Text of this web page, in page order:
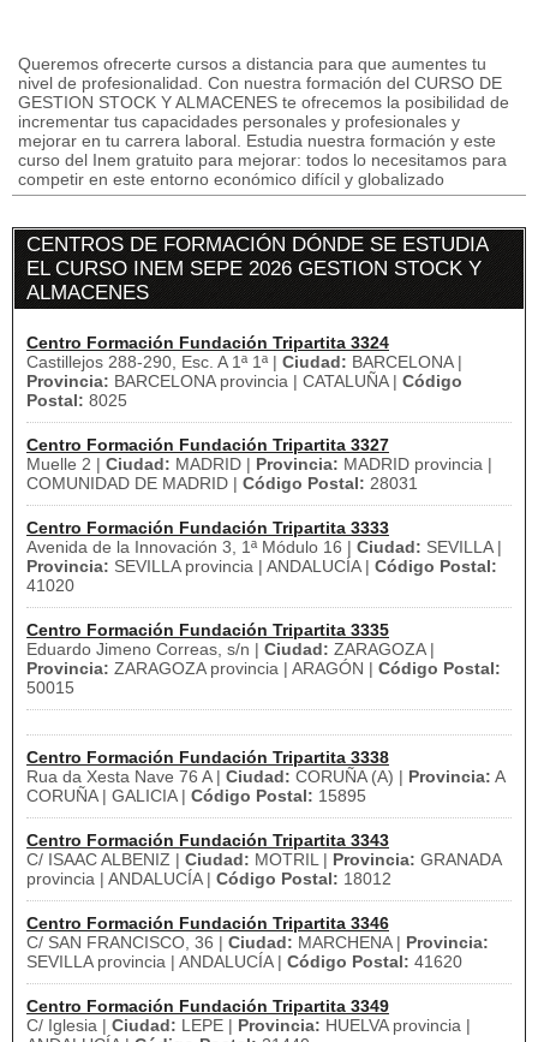
Queremos ofrecerte cursos a distancia para que aumentes tu
nivel de profesionalidad. Con nuestra formación del CURSO DE
GESTION STOCK Y ALMACENES te ofrecemos la posibilidad de
incrementar tus capacidades personales y profesionales y
mejorar en tu carrera laboral. Estudia nuestra formación y este
curso del Inem gratuito para mejorar: todos lo necesitamos para
competir en este entorno económico difícil y globalizado
CENTROS DE FORMACIÓN DÓNDE SE ESTUDIA
EL CURSO INEM SEPE 2026 GESTION STOCK Y
ALMACENES
Centro Formación Fundación Tripartita 3324
Castillejos 288-290, Esc. A 1ª 1ª | Ciudad: BARCELONA |
Provincia: BARCELONA provincia | CATALUÑA | Código
Postal: 8025
Centro Formación Fundación Tripartita 3327
Muelle 2 | Ciudad: MADRID | Provincia: MADRID provincia |
COMUNIDAD DE MADRID | Código Postal: 28031
Centro Formación Fundación Tripartita 3333
Avenida de la Innovación 3, 1ª Módulo 16 | Ciudad: SEVILLA |
Provincia: SEVILLA provincia | ANDALUCÍA | Código Postal:
41020
Centro Formación Fundación Tripartita 3335
Eduardo Jimeno Correas, s/n | Ciudad: ZARAGOZA |
Provincia: ZARAGOZA provincia | ARAGÓN | Código Postal:
50015
Centro Formación Fundación Tripartita 3338
Rua da Xesta Nave 76 A | Ciudad: CORUÑA (A) | Provincia: A
CORUÑA | GALICIA | Código Postal: 15895
Centro Formación Fundación Tripartita 3343
C/ ISAAC ALBENIZ | Ciudad: MOTRIL | Provincia: GRANADA
provincia | ANDALUCÍA | Código Postal: 18012
Centro Formación Fundación Tripartita 3346
C/ SAN FRANCISCO, 36 | Ciudad: MARCHENA | Provincia:
SEVILLA provincia | ANDALUCÍA | Código Postal: 41620
Centro Formación Fundación Tripartita 3349
C/ Iglesia | Ciudad: LEPE | Provincia: HUELVA provincia |